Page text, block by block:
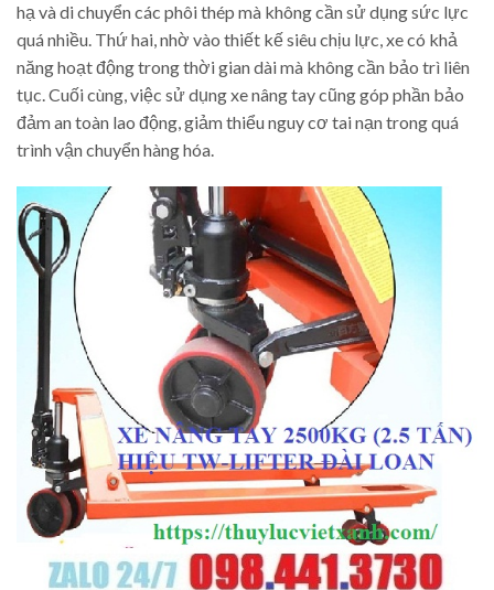
hạ và di chuyển các phôi thép mà không cần sử dụng sức lực
quá nhiều. Thứ hai, nhờ vào thiết kế siêu chịu lực, xe có khả
năng hoạt động trong thời gian dài mà không cần bảo trì liên
tục. Cuối cùng, việc sử dụng xe nâng tay cũng góp phần bảo
đảm an toàn lao động, giảm thiểu nguy cơ tai nạn trong quá
trình vận chuyển hàng hóa.